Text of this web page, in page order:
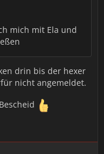
mich mit Ela und
drin bis der hexer
nicht angemeldet.